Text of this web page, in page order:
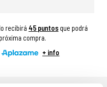
recibirá 45 puntos que podrá
compra.
+ info